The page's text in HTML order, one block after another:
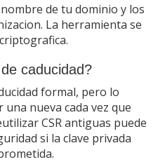
de tu dominio y los
La herramienta se
caducidad?
formal, pero lo
nueva cada vez que
CSR antiguas puede
si la clave privada